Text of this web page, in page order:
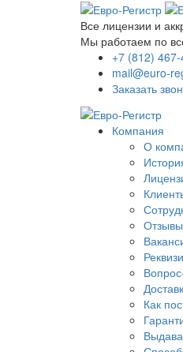
Все лицензии и
Мы работаем по
+7 (812)
mail@euro-
Заказать
Компания
О
Отзывы
Как